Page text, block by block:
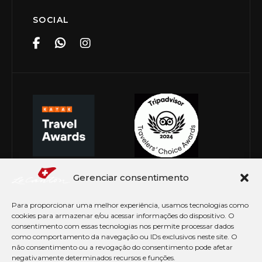
Gerenciar consentimento
Para proporcionar uma melhor experiência, usamos tecnologias como
cookies para armazenar e/ou acessar informações do dispositivo. O
consentimento com essas tecnologias nos permite processar dados
como comportamento da navegação ou IDs exclusivos neste site. O
não consentimento ou a revogação do consentimento pode afetar
negativamente determinados recursos e funções.
SOCIAL
© Copyright 2026 Le Canton. Todos os direitos